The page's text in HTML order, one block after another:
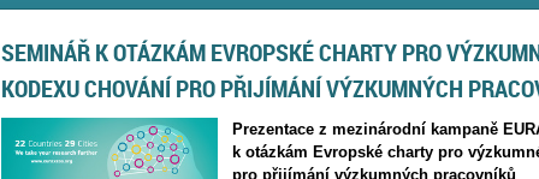
SEMINÁŘ K OTÁZKÁM EVROPSKÉ CHARTY PRO
KODEXU CHOVÁNÍ PRO PŘIJÍMÁNÍ VÝZKUMNÝCH
Prezentace z mezinárodní kampaně
k otázkám Evropské charty pro
pro přijímání výzkumných pracovníků